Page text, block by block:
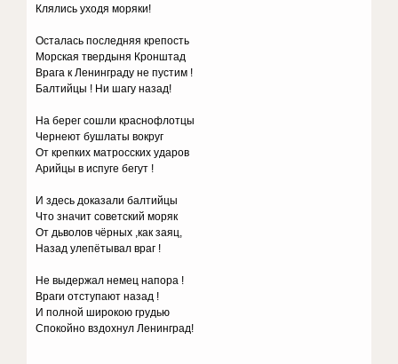
Клялись уходя моряки!
Осталась последняя крепость
Морская твердыня Кронштад
Врага к Ленинграду не пустим !
Балтийцы ! Ни шагу назад!
На берег сошли краснофлотцы
Чернеют бушлаты вокруг
От крепких матросских ударов
Арийцы в испуге бегут !
И здесь доказали балтийцы
Что значит советский моряк
От дьволов чёрных ,как заяц,
Назад улепётывал враг !
Не выдержал немец напора !
Враги отступают назад !
И полной широкою грудью
Спокойно вздохнул Ленинград!